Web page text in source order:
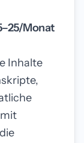
Monat
Inhalte